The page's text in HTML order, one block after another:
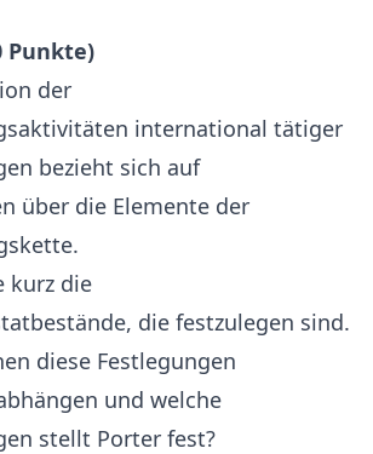
Punkte)
der
international tätiger
bezieht sich auf
über die Elemente der
kurz die
die festzulegen sind.
diese Festlegungen
und welche
stellt Porter fest?